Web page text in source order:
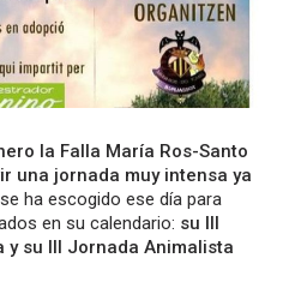
la Falla María Ros-Santo
una jornada muy intensa ya
ha escogido ese día para
en su calendario: su III
y su III Jornada Animalista